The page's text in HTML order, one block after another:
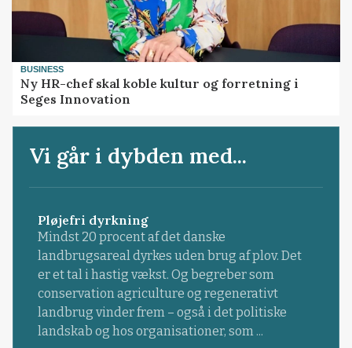
BUSINESS
Ny HR-chef skal koble kultur og forretning i
Seges Innovation
Vi går i dybden med...
Pløjefri dyrkning
Mindst 20 procent af det danske
landbrugsareal dyrkes uden brug af plov. Det
er et tal i hastig vækst. Og begreber som
conservation agriculture og regenerativt
landbrug vinder frem – også i det politiske
landskab og hos organisationer, som ...